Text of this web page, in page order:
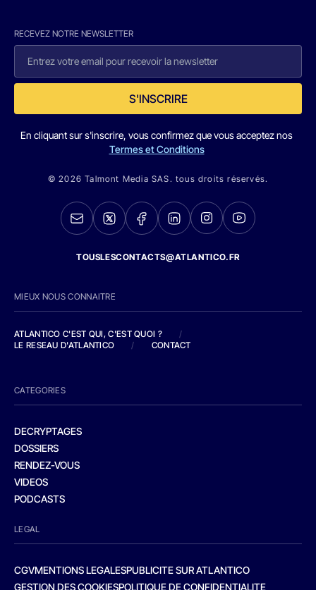
RECEVEZ NOTRE NEWSLETTER
S'INSCRIRE
En cliquant sur s'inscrire, vous confirmez que vous acceptez nos
Termes et Conditions
© 2026 Talmont Media SAS. tous droits réservés.
TOUSLESCONTACTS@ATLANTICO.FR
MIEUX NOUS CONNAITRE
ATLANTICO C'EST QUI, C'EST QUOI ?
/
LE RESEAU D'ATLANTICO
/ CONTACT
CATEGORIES
DECRYPTAGES
DOSSIERS
RENDEZ-VOUS
VIDEOS
PODCASTS
LEGAL
CGVMENTIONS LEGALESPUBLICITE SUR ATLANTICO
GESTION DES COOKIESPOLITIQUE DE CONFIDENTIALITE